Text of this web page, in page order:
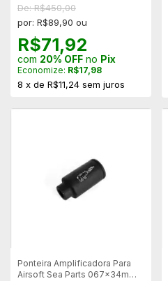
De: R$450,00
por: R$89,90 ou
R$71,92
com 20% OFF no Pix
Economize: R$17,98
8 x de R$11,24 sem juros
Ponteira Amplificadora Para
Airsoft Sea Parts 067x34mm -